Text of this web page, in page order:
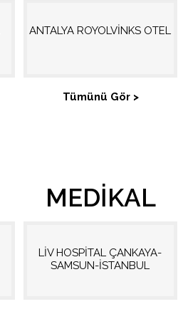
ANTALYA ROYOLVİNKS OTEL
Tümünü Gör >
MEDIKAL
LİV HOSPİTAL ÇANKAYA-
SAMSUN-İSTANBUL